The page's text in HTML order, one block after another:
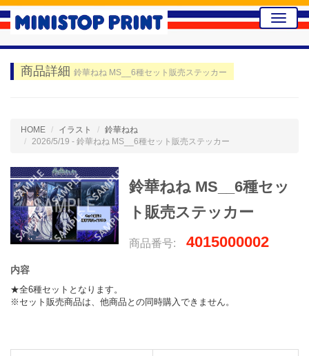
Toggle
商品詳細 鈴華ねね MS__6種セット販売ステッカー
HOME イラスト
鈴華ねね
2026/5/19 - 鈴華ねね MS__6種セット販売ステッカー
鈴華ねね MS__6種セッ
ト販売ステッカー
商品番号: 4015000002
内容
★全6種セットとなります。
※セット販売商品は、他商品との同時購入できません。